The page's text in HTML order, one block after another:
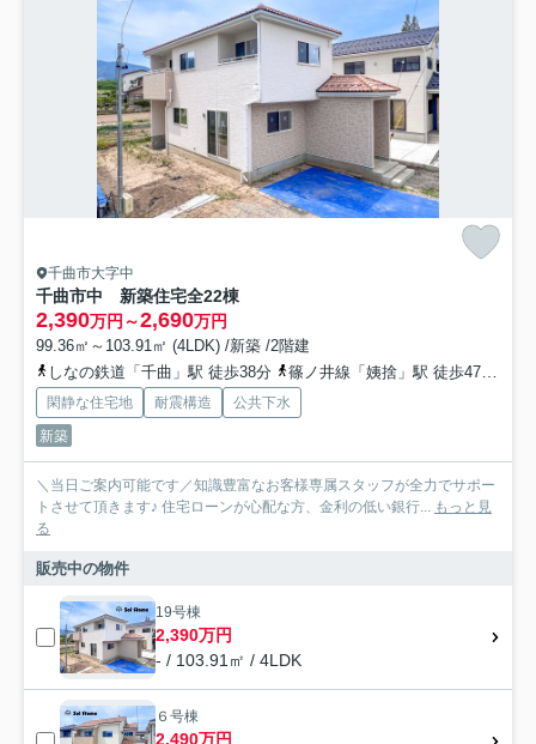
千曲市大字中
千曲市中 新築住宅全22棟
2,390万円～2,690万円
99.36㎡～103.91㎡ (4LDK) /新築 /2階建
しなの鉄道「千曲」駅 徒歩38分
篠ノ井線「姨捨」駅 徒歩47分
閑静な住宅地 耐震構造
公共下水
新築
＼当日ご案内可能です／知識豊富なお客様専属スタッフが全力でサポー
トさせて頂きます♪ 住宅ローンが心配な方、金利の低い銀行... もっと見
る
販売中の物件
19号棟
2,390万円
- / 103.91㎡ / 4LDK
６号棟
2,490万円